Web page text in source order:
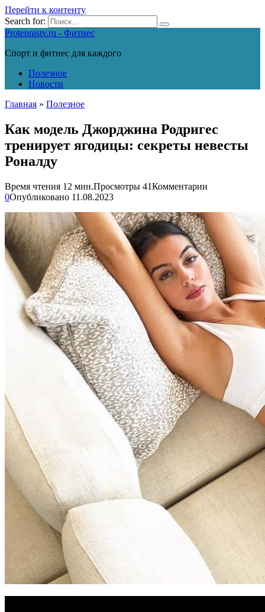
Перейти к контенту
Search for:
Protennistv.ru - Фитнес
Спорт и фитнес для каждого
Полезное
Новости
Главная » Полезное
Как модель Джорджина Родригес
тренирует ягодицы: секреты невесты
Роналду
Время чтения 12 мин.Просмотры 41Комментарии
0Опубликовано 11.08.2023